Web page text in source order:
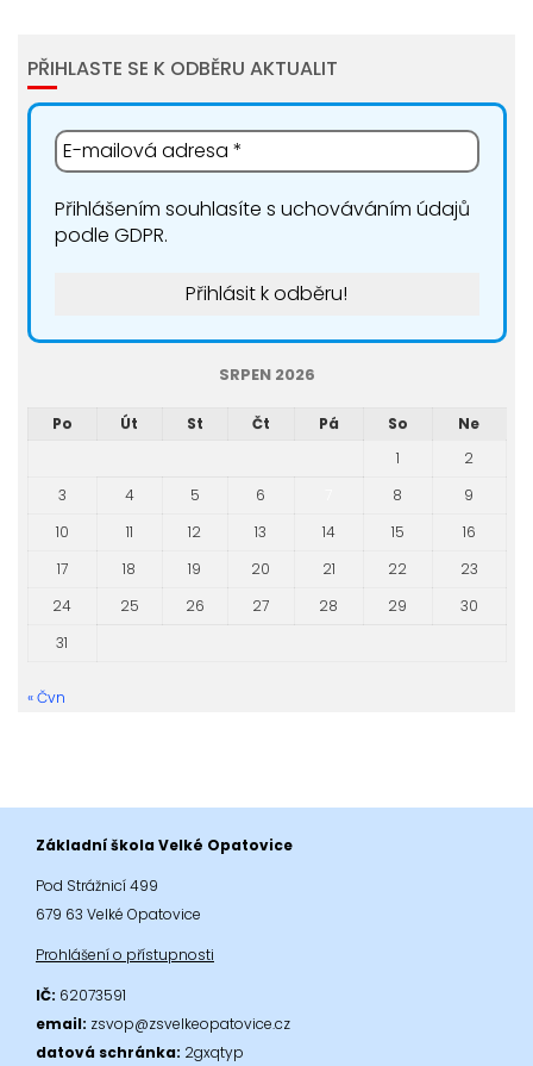
PŘIHLASTE SE K ODBĚRU AKTUALIT
Přihlášením souhlasíte s uchováváním údajů
podle GDPR.
SRPEN 2026
Po Út St Čt Pá So
Ne
1
2
3
4 5 6 8
9
10
11 12 13 14 15
16
17
18 19 20 21 22
23
24
25 26 27 28 29
30
31
« Čvn
Základní škola Velké Opatovice
Pod Strážnicí 499
679 63 Velké Opatovice
Prohlášení o přístupnosti
IČ: 62073591
email: zsvop@zsvelkeopatovice.cz
datová schránka: 2gxqtyp